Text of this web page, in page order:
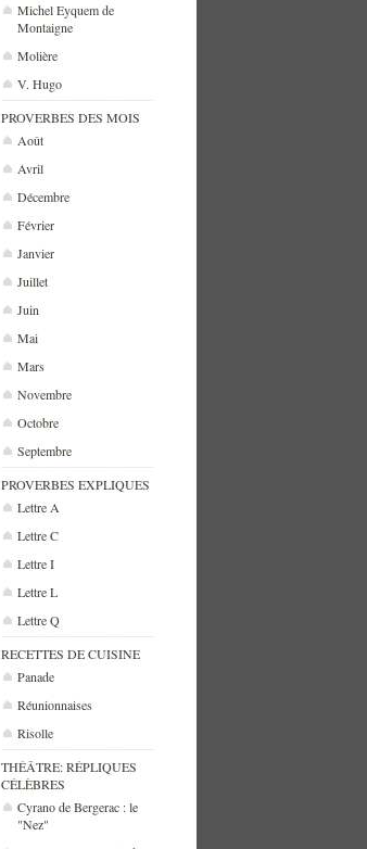
Michel Eyquem de
Montaigne
Molière
V. Hugo
PROVERBES DES MOIS
Août
Avril
Décembre
Février
Janvier
Juillet
Juin
Mai
Mars
Novembre
Octobre
Septembre
PROVERBES EXPLIQUES
Lettre A
Lettre C
Lettre I
Lettre L
Lettre Q
RECETTES DE CUISINE
Panade
Réunionnaises
Risolle
THÉÂTRE: RÉPLIQUES
CÉLÈBRES
Cyrano de Bergerac : le
"Nez"